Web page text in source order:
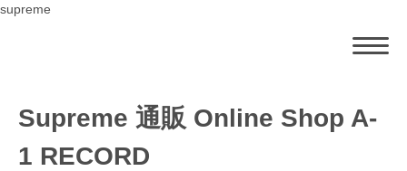
supreme
Supreme 通販 Online Shop A-
1 RECORD